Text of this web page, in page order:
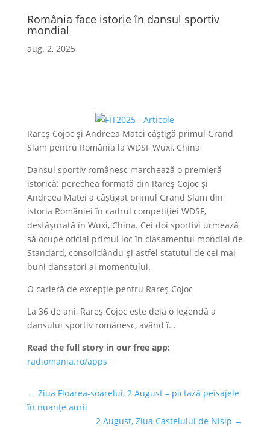
România face istorie în dansul sportiv
mondial
aug. 2, 2025
Rareș Cojoc și Andreea Matei câștigă primul Grand
Slam pentru România la WDSF Wuxi, China
Dansul sportiv românesc marchează o premieră
istorică: perechea formată din Rareș Cojoc și
Andreea Matei a câștigat primul Grand Slam din
istoria României în cadrul competiției WDSF,
desfășurată în Wuxi, China. Cei doi sportivi urmează
să ocupe oficial primul loc în clasamentul mondial de
Standard, consolidându-și astfel statutul de cei mai
buni dansatori ai momentului.
O carieră de excepție pentru Rareș Cojoc
La 36 de ani, Rareș Cojoc este deja o legendă a
dansului sportiv românesc, având î…
Read the full story in our free app:
radiomania.ro/apps
← Ziua Floarea-soarelui, 2 August – pictază peisajele
în nuanțe aurii
2 August, Ziua Castelului de Nisip →